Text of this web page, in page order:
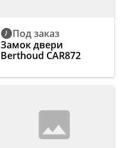
Под заказ
Замок двери
Berthoud CAR872